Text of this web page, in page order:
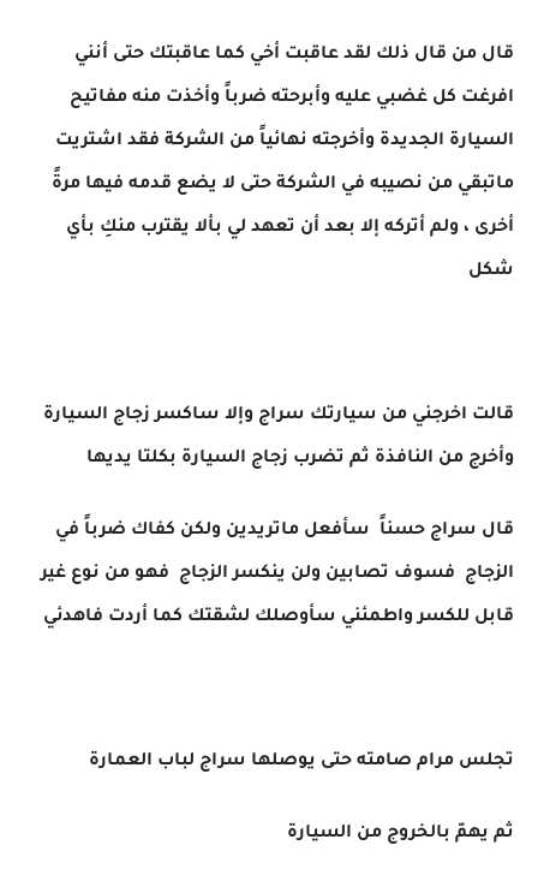
قال من قال ذلك لقد عاقبت أخي كما عاقبتك حتى أنني
افرغت كل غضبي عليه وأبرحته ضرباً وأخذت منه مفاتيح
السيارة الجديدة وأخرجته نهائياً من الشركة فقد اشتريت
ماتبقي من نصيبه في الشركة حتى لا يضع قدمه فيها مرةً
أخرى ، ولم أتركه إلا بعد أن تعهد لي بألا يقترب منكِ بأي
شكل
قالت اخرجني من سيارتك سراج وإلا ساكسر زجاج السيارة
وأخرج من النافذة ثم تضرب زجاج السيارة بكلتا يديها
قال سراج حسناً سأفعل ماتريدين ولكن كفاك ضرباً في
الزجاج فسوف تصابين ولن ينكسر الزجاج فهو من نوع غير
قابل للكسر واطمئني سأوصلك لشقتك كما أردت فاهدئي
تجلس مرام صامته حتى يوصلها سراج لباب العمارة
ثم يهمّ بالخروج من السيارة